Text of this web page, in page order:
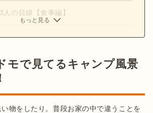
人の目線【食事編】
もっと見る
モで見てるキャンプ風景
物をしたり。普段お家の中で違うことを